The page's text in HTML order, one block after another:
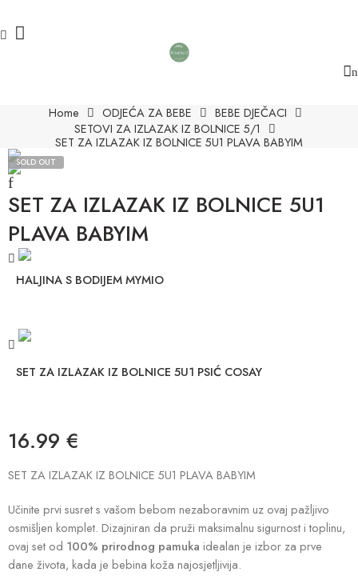
Home ODJEĆA ZA BEBE
BEBE DJEČACI
SETOVI ZA IZLAZAK IZ BOLNICE 5/1
SET ZA IZLAZAK IZ BOLNICE 5U1 PLAVA BABYIM
SOLD OUT
SET ZA IZLAZAK IZ BOLNICE 5U1
PLAVA BABYIM
HALJINA S BODIJEM MYMIO
SET ZA IZLAZAK IZ BOLNICE 5U1 PSIĆ COSAY
16.99 €
SET ZA IZLAZAK IZ BOLNICE 5U1 PLAVA BABYIM
Učinite prvi susret s vašom bebom nezaboravnim uz ovaj pažljivo
osmišljen komplet. Dizajniran da pruži maksimalnu sigurnost i toplinu,
ovaj set od 100% prirodnog pamuka idealan je izbor za prve
dane života, kada je bebina koža najosjetljivija.